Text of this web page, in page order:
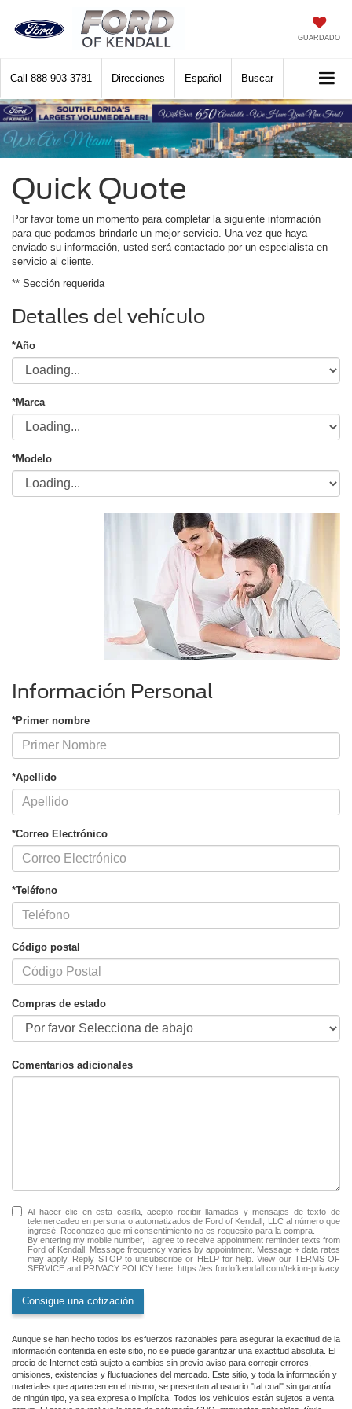
GUARDADO
Call 888-903-3781 Direcciones Español Buscar
Quick Quote
Por favor tome un momento para completar la siguiente información
para que podamos brindarle un mejor servicio. Una vez que haya
enviado su información, usted será contactado por un especialista en
servicio al cliente.
** Sección requerida
Detalles del vehículo
*Año
*Marca
*Modelo
Información Personal
*Primer nombre
*Apellido
*Correo Electrónico
*Teléfono
Código postal
Compras de estado
Comentarios adicionales
Al hacer clic en esta casilla, acepto recibir llamadas y mensajes de texto de
telemercadeo en persona o automatizados de Ford of Kendall, LLC al número que
ingresé. Reconozco que mi consentimiento no es requesito para la compra.
By entering my mobile number, I agree to receive appointment reminder texts from
Ford of Kendall. Message frequency varies by appointment. Message + data rates
may apply. Reply STOP to unsubscribe or HELP for help. View our TERMS OF
SERVICE and PRIVACY POLICY here: https://es.fordofkendall.com/tekion-privacy
Consigue una cotización
Aunque se han hecho todos los esfuerzos razonables para asegurar la exactitud de la
información contenida en este sitio, no se puede garantizar una exactitud absoluta. El
precio de Internet está sujeto a cambios sin previo aviso para corregir errores,
omisiones, existencias y fluctuaciones del mercado. Este sitio, y toda la información y
materiales que aparecen en el mismo, se presentan al usuario "tal cual" sin garantía
de ningún tipo, ya sea expresa o implícita. Todos los vehículos están sujetos a venta